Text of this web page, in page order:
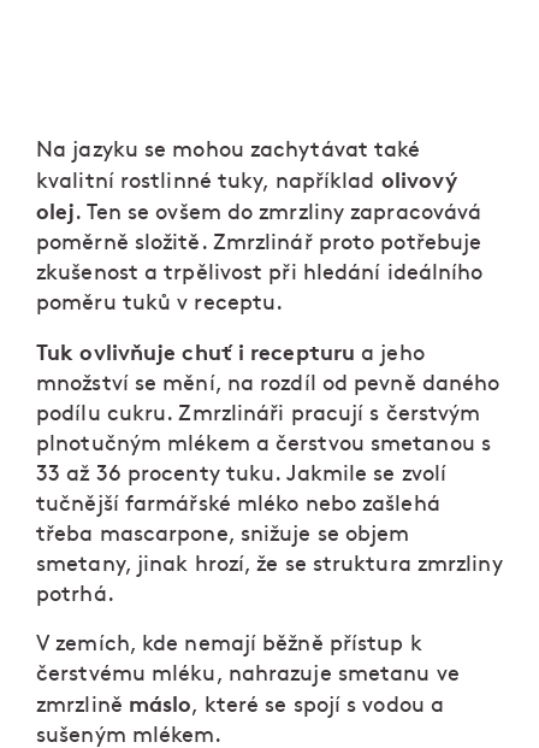
Na jazyku se mohou zachytávat také
kvalitní rostlinné tuky, například olivový
olej. Ten se ovšem do zmrzliny zapracovává
poměrně složitě. Zmrzlinář proto potřebuje
zkušenost a trpělivost při hledání ideálního
poměru tuků v receptu.
Tuk ovlivňuje chuť i recepturu a jeho
množství se mění, na rozdíl od pevně daného
podílu cukru. Zmrzlináři pracují s čerstvým
plnotučným mlékem a čerstvou smetanou s
33 až 36 procenty tuku. Jakmile se zvolí
tučnější farmářské mléko nebo zašlehá
třeba mascarpone, snižuje se objem
smetany, jinak hrozí, že se struktura zmrzliny
potrhá.
V zemích, kde nemají běžně přístup k
čerstvému mléku, nahrazuje smetanu ve
zmrzlině máslo, které se spojí s vodou a
sušeným mlékem.